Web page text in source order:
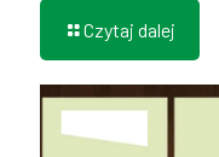
Czytaj dalej